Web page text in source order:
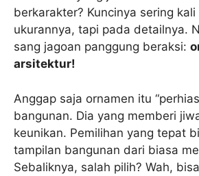
berkarakter? Kuncinya sering
ukurannya, tapi pada detailnya.
sang jagoan panggung beraksi:
arsitektur!
Anggap saja ornamen itu
bangunan. Dia yang memberi
keunikan. Pemilihan yang tepat
tampilan bangunan dari biasa
Sebaliknya, salah pilih? Wah,